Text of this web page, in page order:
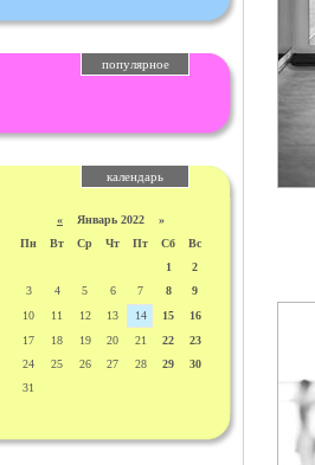
популярное
календарь
« Январь 2022 »
Пн
Вт Ср Чт Пт Сб
Вс
1
2
3
4 5 6 7 8
9
10
11 12 13 14 15
16
17
18 19 20 21 22
23
24
25 26 27 28 29
30
31